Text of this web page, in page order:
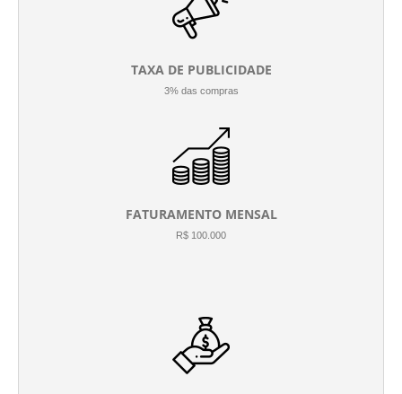
TAXA DE PUBLICIDADE
3% das compras
FATURAMENTO MENSAL
R$ 100.000